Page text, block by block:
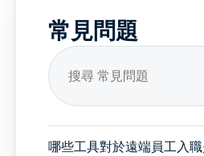
常見問題
哪些工具對於遠端員工入